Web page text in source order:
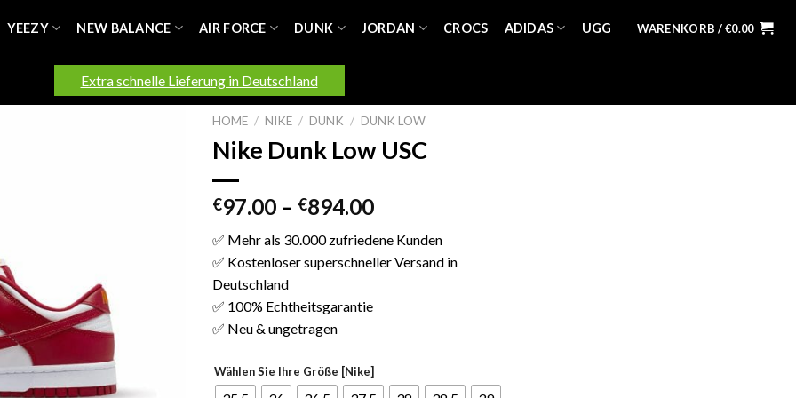
YEEZY NEW BALANCE AIR FORCE DUNK JORDAN CROCS ADIDAS UGG WARENKORB /€0.00
Extra schnelle Lieferung in Deutschland
HOME / NIKE / DUNK / DUNK LOW
Nike Dunk Low USC
€97.00 – €894.00
✅ Mehr als 30.000 zufriedene Kunden
✅ Kostenloser superschneller Versand in
Deutschland
✅ 100% Echtheitsgarantie
✅ Neu & ungetragen
Wählen Sie Ihre Größe [Nike]